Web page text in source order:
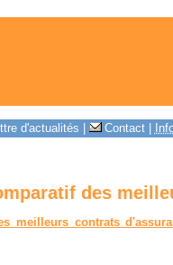
d'actualités Contact|
des
meilleurs contrats